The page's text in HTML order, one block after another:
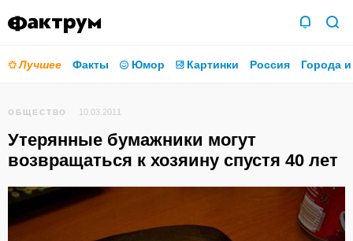
Лучшее Факты Юмор Картинки Россия Города
ОБЩЕСТВО 10.03.2011
Утерянные бумажники могут
возвращаться к хозяину спустя 40 лет